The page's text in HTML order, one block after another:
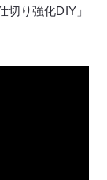
切り強化DIY」